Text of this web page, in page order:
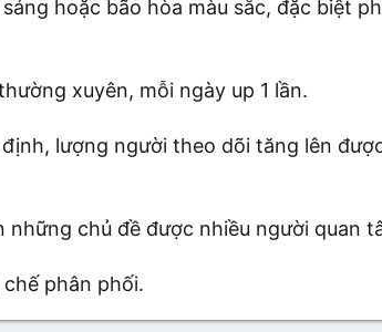
hoặc bão hòa màu sắc, đặc biệt
xuyên, mỗi ngày up 1 lần.
lượng người theo dõi tăng lên
chủ đề được nhiều người quan
phân phối.